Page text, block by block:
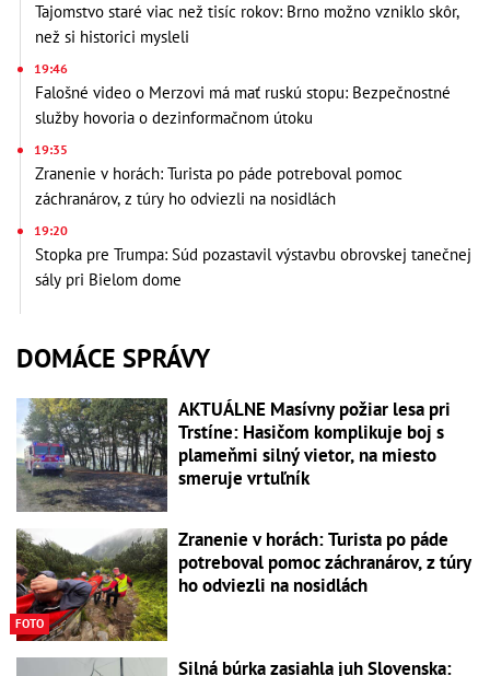
Tajomstvo staré viac než tisíc rokov: Brno možno vzniklo skôr,
než si historici mysleli
19:46
Falošné video o Merzovi má mať ruskú stopu: Bezpečnostné
služby hovoria o dezinformačnom útoku
19:35
Zranenie v horách: Turista po páde potreboval pomoc
záchranárov, z túry ho odviezli na nosidlách
19:20
Stopka pre Trumpa: Súd pozastavil výstavbu obrovskej tanečnej
sály pri Bielom dome
DOMÁCE SPRÁVY
AKTUÁLNE Masívny požiar lesa pri
Trstíne: Hasičom komplikuje boj s
plameňmi silný vietor, na miesto
smeruje vrtuľník
FOTO
Zranenie v horách: Turista po páde
potreboval pomoc záchranárov, z túry
ho odviezli na nosidlách
Silná búrka zasiahla juh Slovenska: